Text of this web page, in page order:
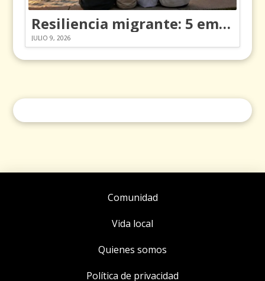
Resiliencia migrante: 5 emociones y cómo gestionarlas
JULIO 9, 2026
Comunidad
Vida local
Quienes somos
Política de privacidad